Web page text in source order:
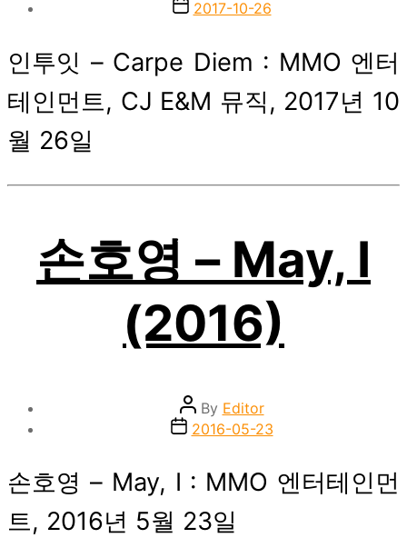
Post2017-10-26
인투잇 – Carpe Diem : MMO 엔터
테인먼트, CJ E&M 뮤직, 2017년 10
월 26일
손호영 – May, I
(2016)
Post
author
By Editor
Post2016-05-23
손호영 – May, I : MMO 엔터테인먼
트, 2016년 5월 23일